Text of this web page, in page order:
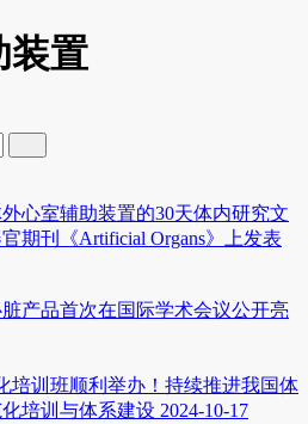
装置
心室辅助装置的30天体内研究文
期刊《Artificial Organs》上发表
产品首次在国际学术会议公开亮
培训班顺利举办！持续推进我国体
培训与体系建设 2024-10-17